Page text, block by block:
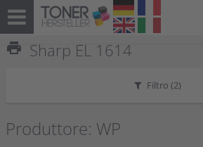
print Sharp EL 1614
Filtro (2)
Produttore: WP